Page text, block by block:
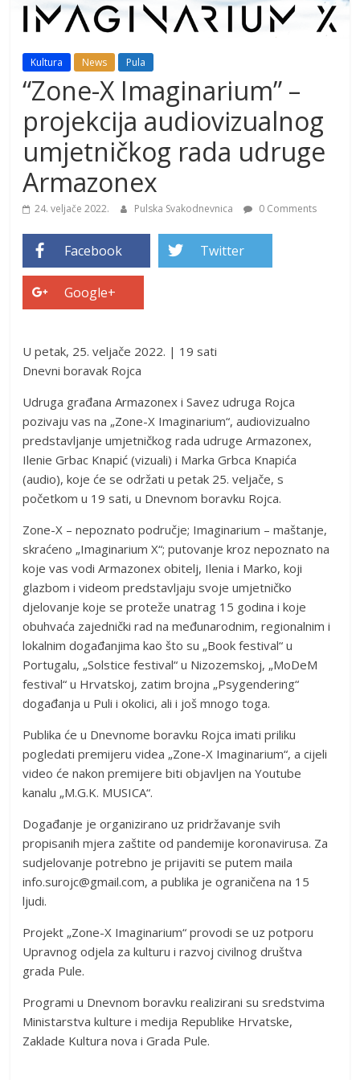
Kultura News Pula
“Zone-X Imaginarium” –
projekcija audiovizualnog
umjetničkog rada udruge
Armazonex
24. veljače 2022. Pulska Svakodnevnica 0 Comments
Facebook Twitter
Google+
U petak, 25. veljače 2022. | 19 sati
Dnevni boravak Rojca
Udruga građana Armazonex i Savez udruga Rojca
pozivaju vas na „Zone-X Imaginarium“, audiovizualno
predstavljanje umjetničkog rada udruge Armazonex,
Ilenie Grbac Knapić (vizuali) i Marka Grbca Knapića
(audio), koje će se održati u petak 25. veljače, s
početkom u 19 sati, u Dnevnom boravku Rojca.
Zone-X – nepoznato područje; Imaginarium – maštanje,
skraćeno „Imaginarium X“; putovanje kroz nepoznato na
koje vas vodi Armazonex obitelj, Ilenia i Marko, koji
glazbom i videom predstavljaju svoje umjetničko
djelovanje koje se proteže unatrag 15 godina i koje
obuhvaća zajednički rad na međunarodnim, regionalnim i
lokalnim događanjima kao što su „Book festival“ u
Portugalu, „Solstice festival“ u Nizozemskoj, „MoDeM
festival“ u Hrvatskoj, zatim brojna „Psygendering“
događanja u Puli i okolici, ali i još mnogo toga.
Publika će u Dnevnome boravku Rojca imati priliku
pogledati premijeru videa „Zone-X Imaginarium“, a cijeli
video će nakon premijere biti objavljen na Youtube
kanalu „M.G.K. MUSICA“.
Događanje je organizirano uz pridržavanje svih
propisanih mjera zaštite od pandemije koronavirusa. Za
sudjelovanje potrebno je prijaviti se putem maila
info.surojc@gmail.com, a publika je ograničena na 15
ljudi.
Projekt „Zone-X Imaginarium“ provodi se uz potporu
Upravnog odjela za kulturu i razvoj civilnog društva
grada Pule.
Programi u Dnevnom boravku realizirani su sredstvima
Ministarstva kulture i medija Republike Hrvatske,
Zaklade Kultura nova i Grada Pule.